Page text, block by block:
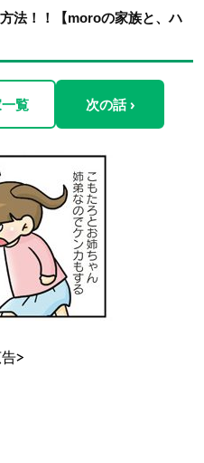
法！！【moroの家族と、ハ
覧 次の話 ›
>